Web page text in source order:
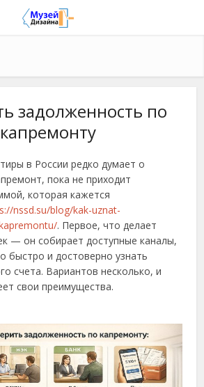
задолженность по
капремонту
в России редко думает о
пока не приходит
которая кажется
nssd.su/blog/kak-uznat-
. Первое, что делает
— он собирает доступные каналы,
и достоверно узнать
счета. Вариантов несколько, и
свои преимущества.